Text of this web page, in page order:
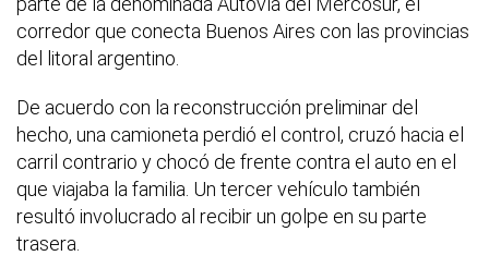
corredor que conecta Buenos Aires con las provincias
del litoral argentino.
De acuerdo con la reconstrucción preliminar del
hecho, una camioneta perdió el control, cruzó hacia el
carril contrario y chocó de frente contra el auto en el
que viajaba la familia. Un tercer vehículo también
resultó involucrado al recibir un golpe en su parte
trasera.